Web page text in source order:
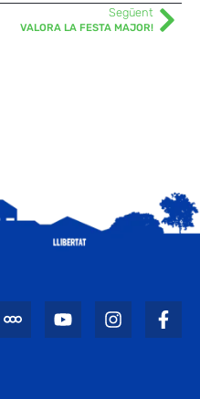
Següent
VALORA LA FESTA MAJOR!